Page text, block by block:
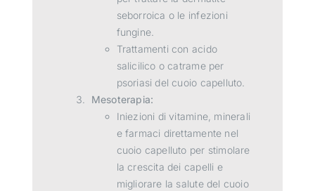
seborroica o le infezioni
fungine.
Trattamenti con acido
salicilico o catrame per
psoriasi del cuoio capelluto.
Mesoterapia:
Iniezioni di vitamine, minerali
e farmaci direttamente nel
cuoio capelluto per stimolare
la crescita dei capelli e
migliorare la salute del cuoio